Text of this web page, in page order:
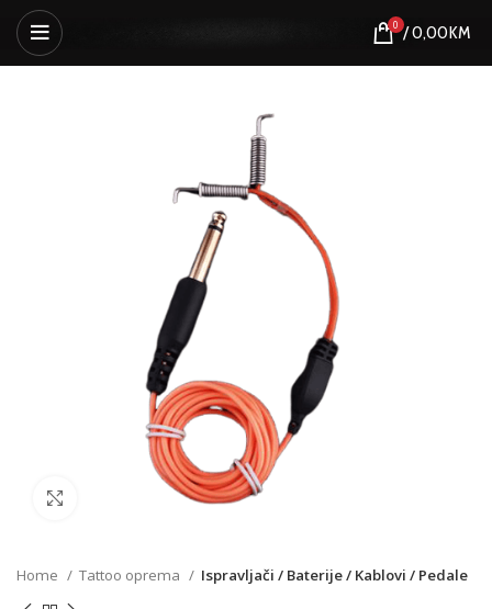
0 /0,00KM
Click to enlarge
Home Tattoo oprema Ispravljači / Baterije / Kablovi / Pedale